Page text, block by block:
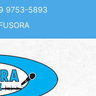
9753-5893